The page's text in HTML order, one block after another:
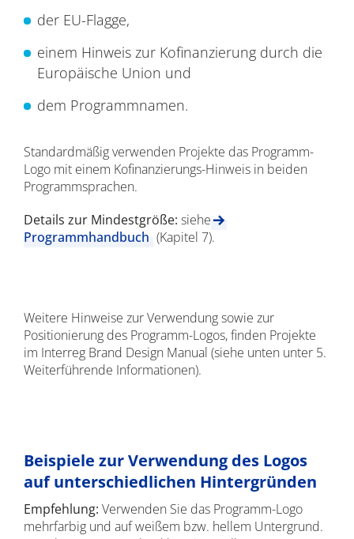
der EU-Flagge,
einem Hinweis zur Kofinanzierung durch die
Europäische Union und
dem Programmnamen.
Standardmäßig verwenden Projekte das Programm-
Logo mit einem Kofinanzierungs-Hinweis in beiden
Programmsprachen.
Details zur Mindestgröße: siehe
Programmhandbuch (Kapitel 7).
Weitere Hinweise zur Verwendung sowie zur
Positionierung des Programm-Logos, finden Projekte
im Interreg Brand Design Manual (siehe unten unter 5.
Weiterführende Informationen).
Beispiele zur Verwendung des Logos
auf unterschiedlichen Hintergründen
Empfehlung: Verwenden Sie das Programm-Logo
mehrfarbig und auf weißem bzw. hellem Untergrund.